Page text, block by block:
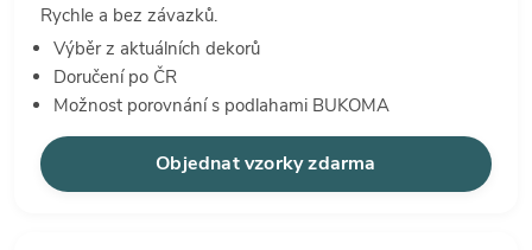
Rychle a bez závazků.
Výběr z aktuálních dekorů
Doručení po ČR
Možnost porovnání s podlahami BUKOMA
Objednat vzorky zdarma